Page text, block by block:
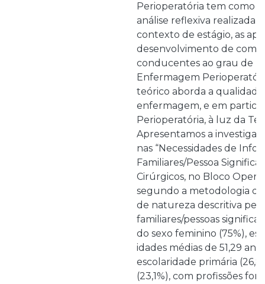
Perioperatória tem como
análise reflexiva realizada
contexto de estágio, as
desenvolvimento de
conducentes ao grau de
Enfermagem
teórico aborda a qualidade
enfermagem, e em
Perioperatória, à luz da
Apresentamos a
nas “Necessidades de
Familiares/Pessoa
Cirúrgicos, no Bloco
segundo a metodologia
de natureza descritiva
familiares/pessoas
do sexo feminino (75%),
idades médias de 51,29
escolaridade primária
(23,1%), com profissões